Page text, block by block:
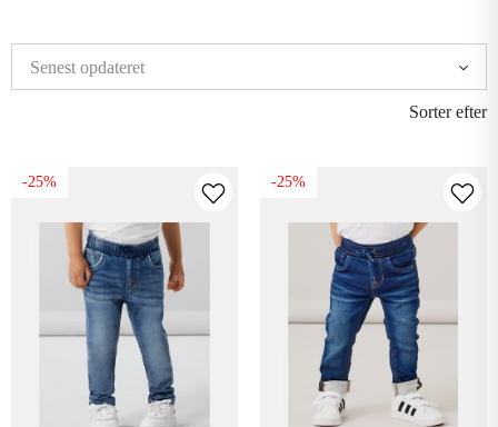
Sorter efter
-25% -25%